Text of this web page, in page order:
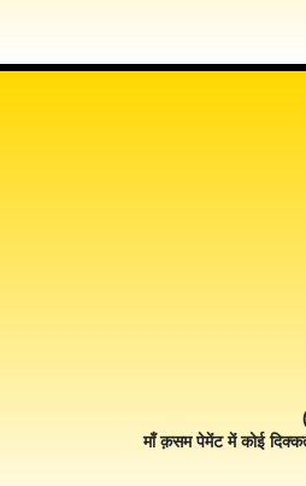
माँ क़सम पेमेंट में कोई